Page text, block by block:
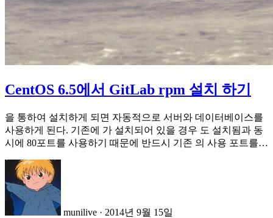
CentOS 6.5에서 GitLab rpm 설치 하기
을 통하여 설치하게 되면 자동적으로 서버와 데이터베이스를
사용하게 된다. 기존에 가 설치되어 있을 경우 도 설치됨과 동
시에 80포트를 사용하기 때문에 반드시 기존 의 사용 포트를…
munilive · 2014년 9월 15일